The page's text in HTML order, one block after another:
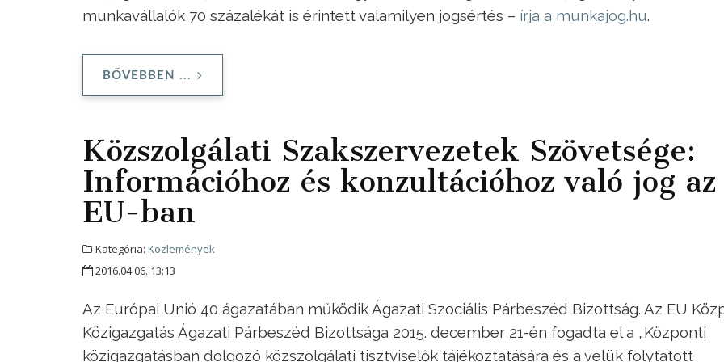
munkavállalók 70 százalékát is érintett valamilyen jogsértés – írja a munkajog.hu.
BŐVEBBEN ...
Közszolgálati Szakszervezetek Szövetsége:
Információhoz és konzultációhoz való jog az
EU-ban
Kategória: Közlemények
2016.04.06. 13:13
Az Európai Unió 40 ágazatában működik Ágazati Szociális Párbeszéd Bizottság. Az EU
Közigazgatás Ágazati Párbeszéd Bizottsága 2015. december 21-én fogadta el a „Központi
közigazgatásban dolgozó közszolgálati tisztviselők tájékoztatására és a velük folytatott